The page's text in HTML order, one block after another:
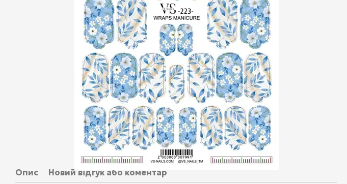
Опис Новий відгук або коментар